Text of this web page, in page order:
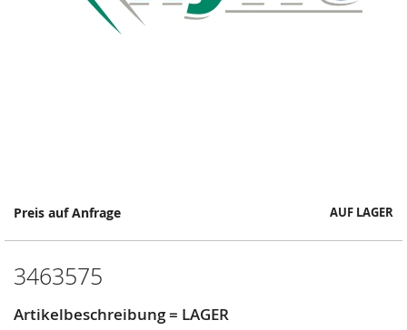
Preis auf Anfrage AUF LAGER
3463575
Artikelbeschreibung = LAGER
Springe
Anfang
Bildergalerie